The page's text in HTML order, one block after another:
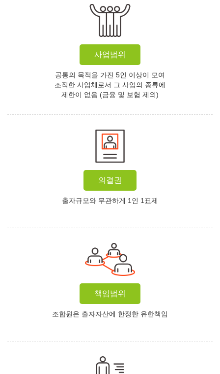
사업범위
공통의 목적을 가진 5인 이상이 모여
조직한 사업체로서 그 사업의 종류에
제한이 없음 (금융 및 보험 제외)
의결권
출자규모와 무관하게 1인 1표제
책임범위
조합원은 출자자산에 한정한 유한책임